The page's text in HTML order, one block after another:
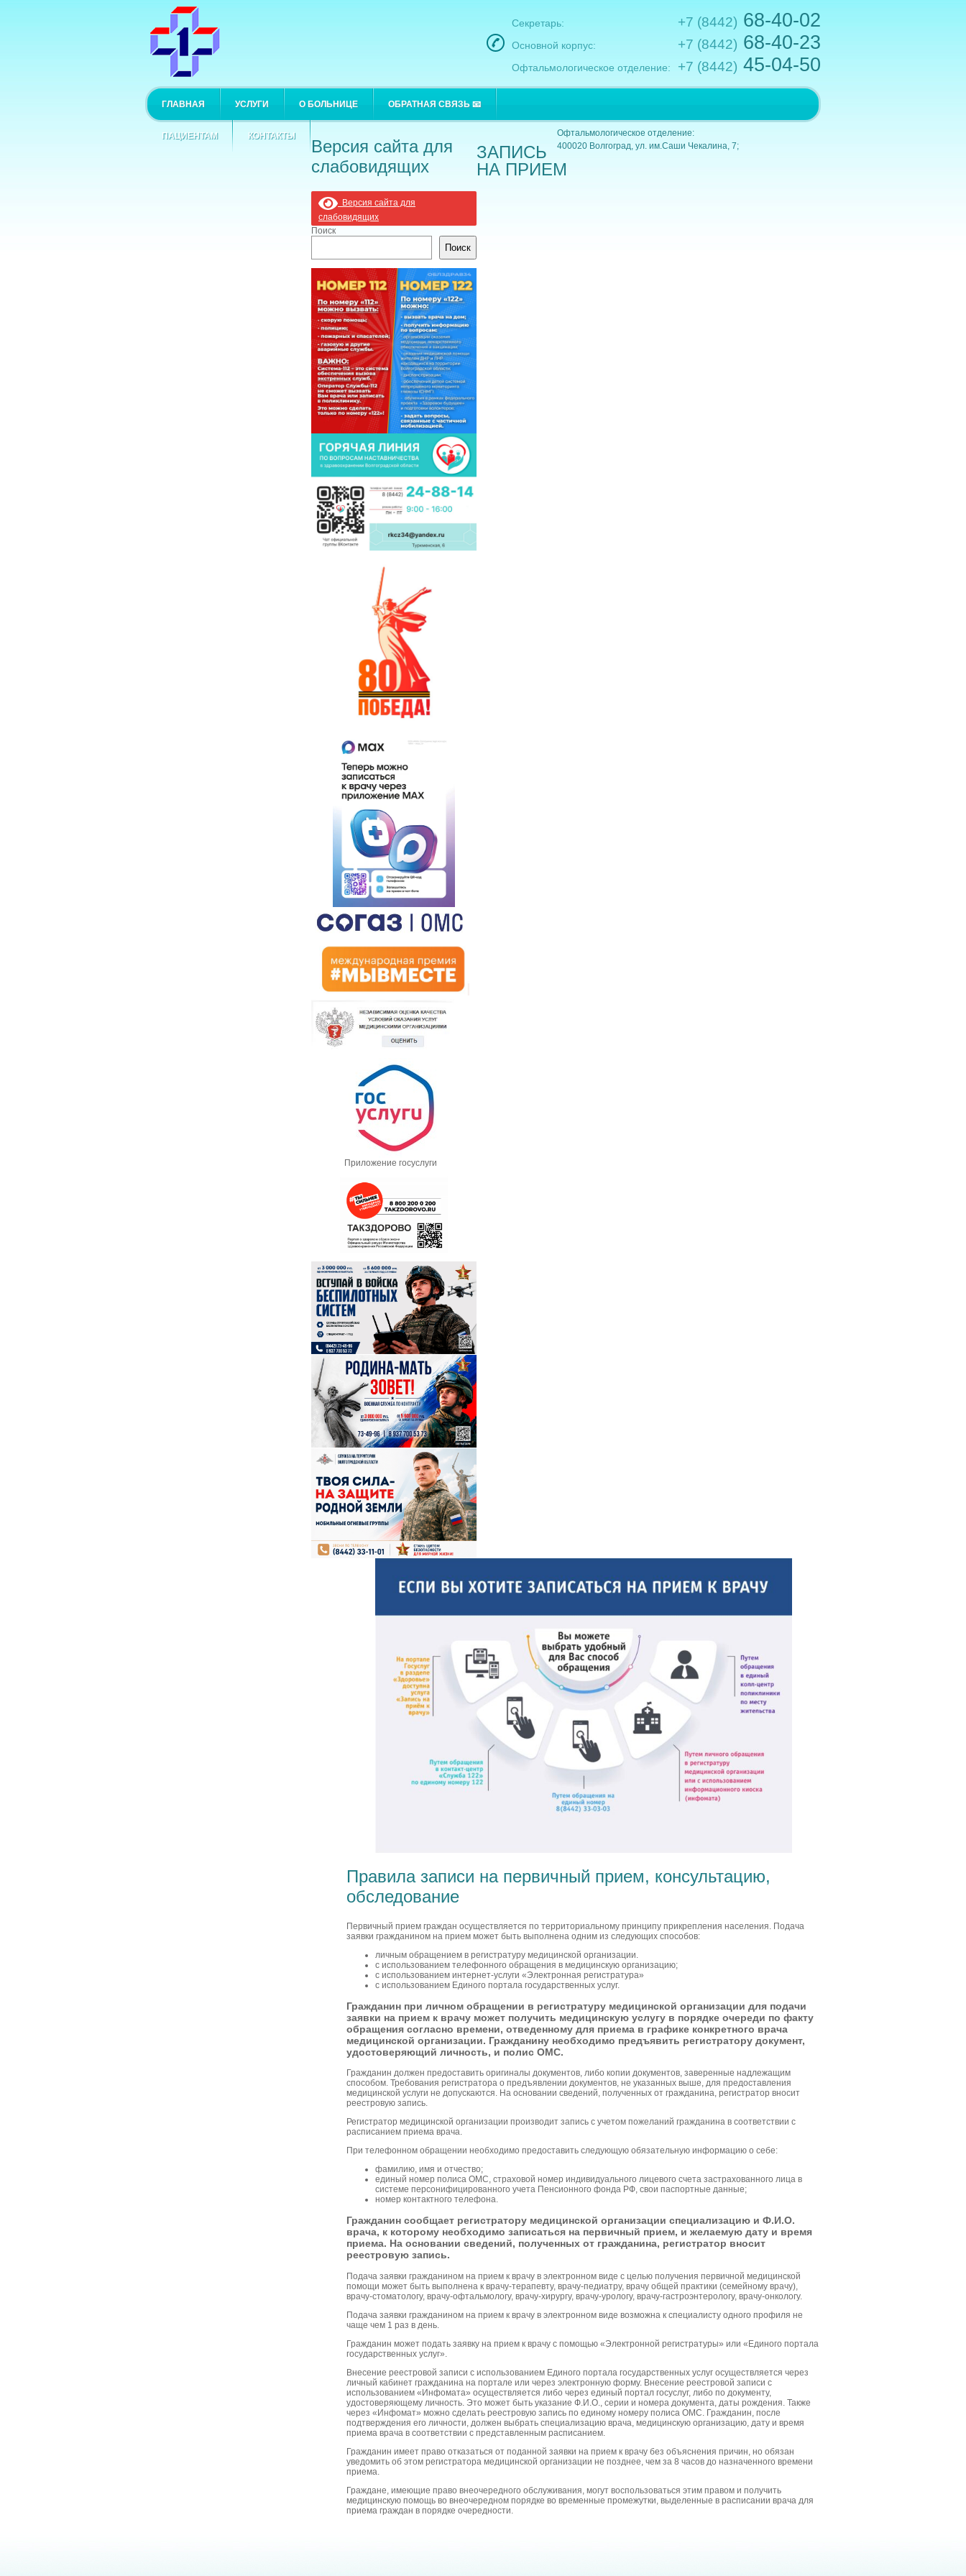
Секретарь: +7 (8442) 68-40-02
Основной корпус: +7 (8442) 68-40-23
Офтальмологическое отделение: +7 (8442) 45-04-50
Офтальмологическое отделение:
400020 Волгоград, ул. им.Саши Чекалина, 7;
ГЛАВНАЯ УСЛУГИ О БОЛЬНИЦЕ ОБРАТНАЯ СВЯЗЬ 📧
ПАЦИЕНТАМ КОНТАКТЫ
Версия сайта для
слабовидящих
Версия сайта для
слабовидящих
Поиск
Поиск
Приложение госуслуги
ЗАПИСЬ
НА ПРИЕМ
Правила записи на первичный прием, консультацию,
обследование
Первичный прием граждан осуществляется по территориальному принципу прикрепления населения. Подача
заявки гражданином на прием может быть выполнена одним из следующих способов:
личным обращением в регистратуру медицинской организации.
с использованием телефонного обращения в медицинскую организацию;
с использованием интернет-услуги «Электронная регистратура»
с использованием Единого портала государственных услуг.
Гражданин при личном обращении в регистратуру медицинской организации для подачи
заявки на прием к врачу может получить медицинскую услугу в порядке очереди по факту
обращения согласно времени, отведенному для приема в графике конкретного врача
медицинской организации. Гражданину необходимо предъявить регистратору документ,
удостоверяющий личность, и полис ОМС.
Гражданин должен предоставить оригиналы документов, либо копии документов, заверенные надлежащим
способом. Требования регистратора о предъявлении документов, не указанных выше, для предоставления
медицинской услуги не допускаются. На основании сведений, полученных от гражданина, регистратор вносит
реестровую запись.
Регистратор медицинской организации производит запись с учетом пожеланий гражданина в соответствии с
расписанием приема врача.
При телефонном обращении необходимо предоставить следующую обязательную информацию о себе:
фамилию, имя и отчество;
единый номер полиса ОМС, страховой номер индивидуального лицевого счета застрахованного лица в
системе персонифицированного учета Пенсионного фонда РФ, свои паспортные данные;
номер контактного телефона.
Гражданин сообщает регистратору медицинской организации специализацию и Ф.И.О.
врача, к которому необходимо записаться на первичный прием, и желаемую дату и время
приема. На основании сведений, полученных от гражданина, регистратор вносит
реестровую запись.
Подача заявки гражданином на прием к врачу в электронном виде с целью получения первичной медицинской
помощи может быть выполнена к врачу-терапевту, врачу-педиатру, врачу общей практики (семейному врачу),
врачу-стоматологу, врачу-офтальмологу, врачу-хирургу, врачу-урологу, врачу-гастроэнтерологу, врачу-онкологу.
Подача заявки гражданином на прием к врачу в электронном виде возможна к специалисту одного профиля не
чаще чем 1 раз в день.
Гражданин может подать заявку на прием к врачу с помощью «Электронной регистратуры» или «Единого портала
государственных услуг».
Внесение реестровой записи с использованием Единого портала государственных услуг осуществляется через
личный кабинет гражданина на портале или через электронную форму. Внесение реестровой записи с
использованием «Инфомата» осуществляется либо через единый портал госуслуг, либо по документу,
удостоверяющему личность. Это может быть указание Ф.И.О., серии и номера документа, даты рождения. Также
через «Инфомат» можно сделать реестровую запись по единому номеру полиса ОМС. Гражданин, после
подтверждения его личности, должен выбрать специализацию врача, медицинскую организацию, дату и время
приема врача в соответствии с представленным расписанием.
Гражданин имеет право отказаться от поданной заявки на прием к врачу без объяснения причин, но обязан
уведомить об этом регистратора медицинской организации не позднее, чем за 8 часов до назначенного времени
приема.
Граждане, имеющие право внеочередного обслуживания, могут воспользоваться этим правом и получить
медицинскую помощь во внеочередном порядке во временные промежутки, выделенные в расписании врача для
приема граждан в порядке очередности.